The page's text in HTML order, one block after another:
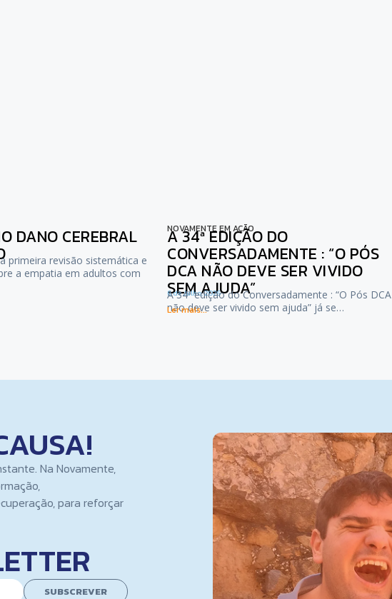
DANO CEREBRAL
primeira revisão sistemática e
a empatia em adultos com
NOVAMENTE EM AÇÃO
A 34ª EDIÇÃO DO
CONVERSADAMENTE : “O PÓS
DCA NÃO DEVE SER VIVIDO
SEM AJUDA”
6 de Julho, 2026
A 34ª edição do Conversadamente : “O Pós DCA
não deve ser vivido sem ajuda” já se…
Ler mais...
Na Novamente,
para reforçar
SUBSCREVER